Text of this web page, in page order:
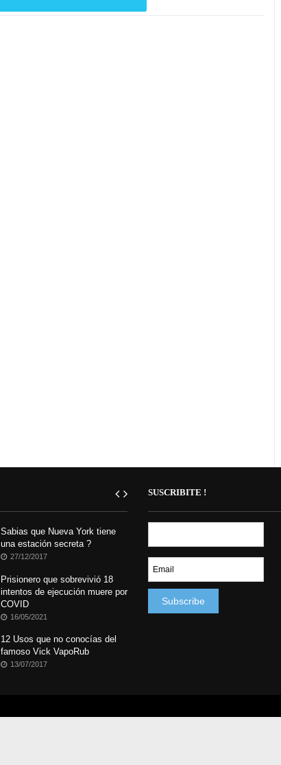
Sabias que Nueva York tiene
una estación secreta ?
27/12/2017
Prisionero que sobrevivió 18
intentos de ejecución muere por
COVID
16/05/2021
12 Usos que no conocías del
famoso Vick VapoRub
13/07/2017
SUSCRIBITE !